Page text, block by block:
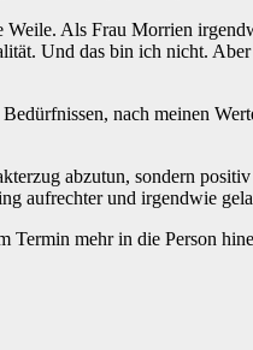
Weile. Als Frau Morrien
Und das bin ich nicht.
nach meinen
abzutun, sondern
aufrechter und irgendwie
Termin mehr in die Person